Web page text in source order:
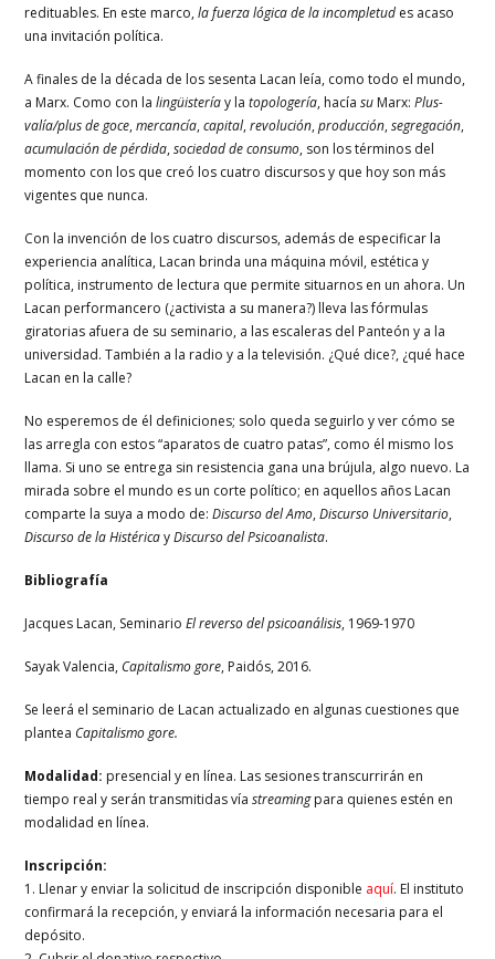
redituables. En este marco,la fuerza lógica de la incompletud es acaso
una invitación política.
A finales de la década de los sesenta Lacan leía, como todo el mundo,
a Marx. Como con lalingüisteríay latopologería, hacíasu Marx:Plus-
valía/plus de goce,mercancía,capital,revolución,producción,segregación,
acumulación de pérdida,sociedad de consumo, son los términos del
momento con los que creó los cuatro discursos y que hoy son más
vigentes que nunca.
Con la invención de los cuatro discursos, además de especificar la
experiencia analítica, Lacan brinda una máquina móvil, estética y
política, instrumento de lectura que permite situarnos en un ahora. Un
Lacan performancero (¿activista a su manera?) lleva las fórmulas
giratorias afuera de su seminario, a las escaleras del Panteón y a la
universidad. También a la radio y a la televisión. ¿Qué dice?, ¿qué hace
Lacan en la calle?
No esperemos de él definiciones; solo queda seguirlo y ver cómo se
las arregla con estos “aparatos de cuatro patas”, como él mismo los
llama. Si uno se entrega sin resistencia gana una brújula, algo nuevo. La
mirada sobre el mundo es un corte político; en aquellos años Lacan
comparte la suya a modo de:Discurso del Amo,Discurso Universitario,
Discurso de la HistéricayDiscurso del Psicoanalista.
Bibliografía
Jacques Lacan, SeminarioEl reverso del psicoanálisis, 1969-1970
Sayak Valencia, Capitalismo gore, Paidós, 2016.
Se leerá el seminario de Lacan actualizado en algunas cuestiones que
plantea Capitalismo gore.
Modalidad: presencial y en línea. Las sesiones transcurrirán en
tiempo real y serán transmitidas víastreamingpara quienes estén en
modalidad en línea.
Inscripción:
1. Llenar y enviar la solicitud de inscripción disponible aquí. El instituto
confirmará la recepción, y enviará la información necesaria para el
depósito.